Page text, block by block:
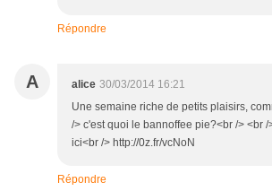
Répondre
A alice 30/03/2014 16:21
Une semaine riche de petits plaisirs,
/> c'est quoi le bannoffee pie?<br /> <br
ici<br /> http://0z.fr/vcNoN
Répondre